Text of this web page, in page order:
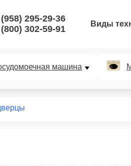
295-29-36
302-59-91
Виды
машина